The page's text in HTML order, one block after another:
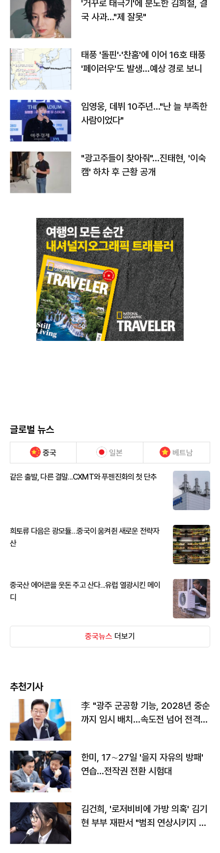
'거꾸로 태극기'에 분노한 김희철, 결
국 사과…"제 잘못"
태풍 '돌핀'·'찬홈'에 이어 16호 태풍
'페이러우'도 발생…예상 경로 보니
임영웅, 데뷔 10주년…"난 늘 부족한
사람이었다"
"광고주들이 찾아줘"…진태현, '이숙
캠' 하차 후 근황 공개
글로벌 뉴스
중국 일본 베트남
같은 출발, 다른 결말...CXMT와 푸젠진화의 첫 단추
희토류 다음은 광모듈…중국이 움켜쥔 새로운 전략자
산
중국산 에어콘을 웃돈 주고 산다...유럽 열광시킨 메이
디
중국뉴스 더보기
추천기사
李 "광주 군공항 기능, 2028년 중순
까지 임시 배치…속도전 넘어 전격
한미, 17∼27일 '을지 자유의 방패'
연습…전작권 전환 시험대
김건희, '로저비비에 가방 의혹' 김기
현 부부 재판서 "범죄 연상시키지 말